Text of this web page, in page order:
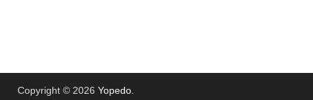
Copyright © 2026 Yopedo